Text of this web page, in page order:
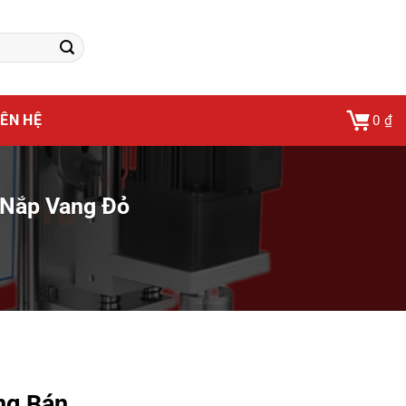
HỆ 0 ₫
Vang Đỏ